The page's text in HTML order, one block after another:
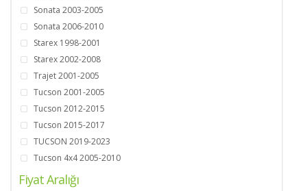
Sonata 2003-2005
Sonata 2006-2010
Starex 1998-2001
Starex 2002-2008
Trajet 2001-2005
Tucson 2001-2005
Tucson 2012-2015
Tucson 2015-2017
TUCSON 2019-2023
Tucson 4x4 2005-2010
Fiyat Aralığı